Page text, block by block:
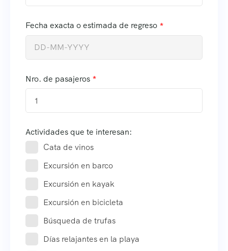
Fecha exacta o estimada de regreso
Nro. de pasajeros
1
Actividades que te interesan:
Cata de vinos
Excursión en barco
Excursión en kayak
Excursión en bicicleta
Búsqueda de trufas
Días relajantes en la playa